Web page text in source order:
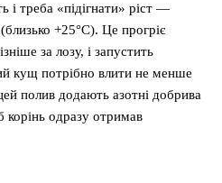
і треба «підігнати» ріст —
+25°C). Це прогріє
за лозу, і запустить
кущ потрібно влити не менше
полив додають азотні добрива
одразу отримав